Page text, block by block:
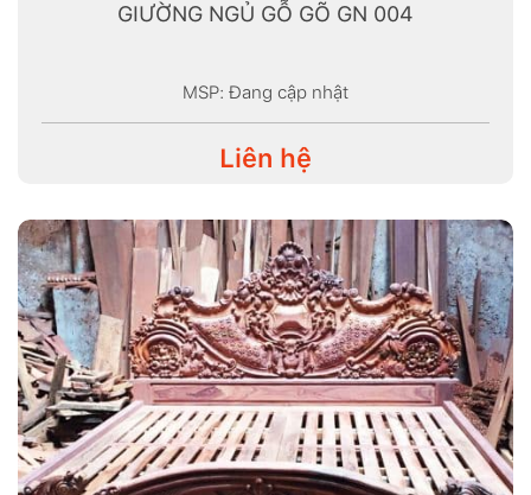
GIƯỜNG NGỦ GỖ GÕ GN 004
MSP: Đang cập nhật
Liên hệ